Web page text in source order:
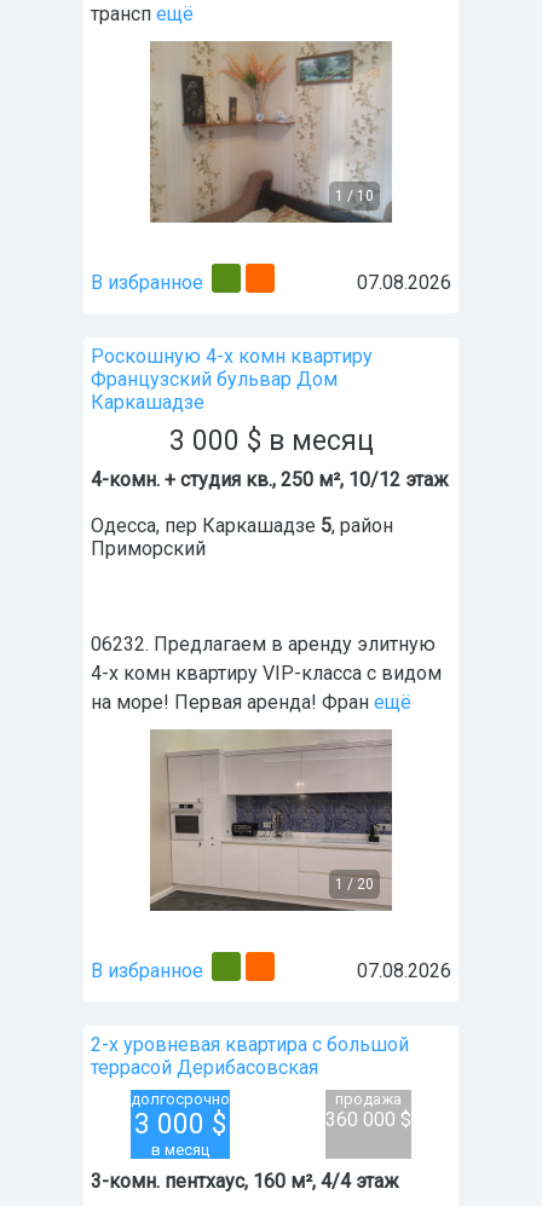
трансп ещё
1 /10
В избранное 07.08.2026
Роскошную 4-х комн квартиру
Французский бульвар Дом
Каркашадзе
3 000 $ в месяц
4-комн. + студия кв., 250 м², 10/12 этаж
Одесса, пер Каркашадзе 5, район
Приморский
06232. Предлагаем в аренду элитную
4-х комн квартиру VIP-класса с видом
на море! Первая аренда! Фран ещё
1 / 20
В избранное 07.08.2026
2-х уровневая квартира с большой
террасой Дерибасовская
долгосрочно
3 000 $
в месяц
продажа
360 000 $
3-комн. пентхаус, 160 м², 4/4 этаж